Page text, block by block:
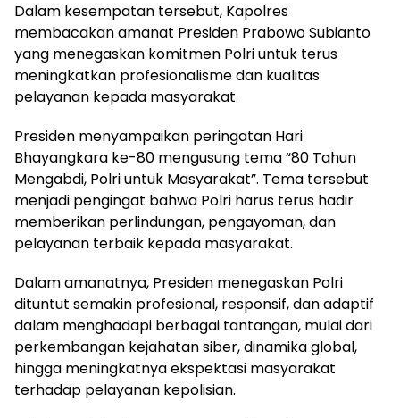
Dalam kesempatan tersebut, Kapolres
membacakan amanat Presiden Prabowo Subianto
yang menegaskan komitmen Polri untuk terus
meningkatkan profesionalisme dan kualitas
pelayanan kepada masyarakat.
Presiden menyampaikan peringatan Hari
Bhayangkara ke-80 mengusung tema “80 Tahun
Mengabdi, Polri untuk Masyarakat”. Tema tersebut
menjadi pengingat bahwa Polri harus terus hadir
memberikan perlindungan, pengayoman, dan
pelayanan terbaik kepada masyarakat.
Dalam amanatnya, Presiden menegaskan Polri
dituntut semakin profesional, responsif, dan adaptif
dalam menghadapi berbagai tantangan, mulai dari
perkembangan kejahatan siber, dinamika global,
hingga meningkatnya ekspektasi masyarakat
terhadap pelayanan kepolisian.